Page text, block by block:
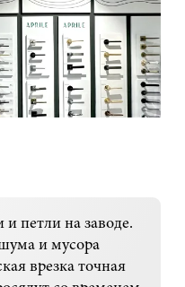
петли на заводе.
и мусора
врезка точная